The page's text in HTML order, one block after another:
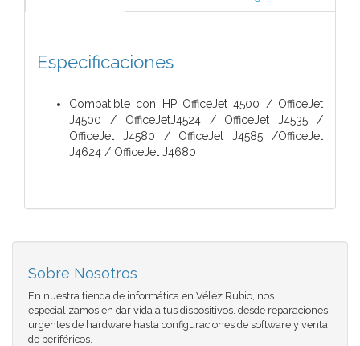
Especificaciones
Compatible con HP OfficeJet 4500 / OfficeJet
J4500 / OfficeJetJ4524 / OfficeJet J4535 /
OfficeJet J4580 / OfficeJet J4585 /OfficeJet
J4624 / OfficeJet J4680
Sobre Nosotros
En nuestra tienda de informática en Vélez Rubio, nos
especializamos en dar vida a tus dispositivos. desde reparaciones
urgentes de hardware hasta configuraciones de software y venta
de periféricos.